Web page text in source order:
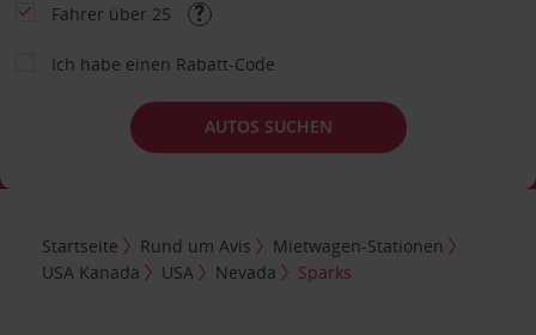
Fahrer über 25
Ich habe einen Rabatt-Code
AUTOS SUCHEN
Startseite Rund um Avis
Mietwagen-Stationen
USA Kanada
USA Nevada Sparks